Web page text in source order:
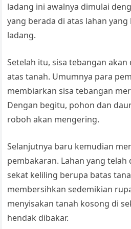
ladang ini awalnya dimulai
yang berada di atas lahan
ladang.
Setelah itu, sisa tebangan
atas tanah. Umumnya para
membiarkan sisa tebangan
Dengan begitu, pohon dan
roboh akan mengering.
Selanjutnya baru kemudian
pembakaran. Lahan yang
sekat keliling berupa batas
membersihkan sedemikian
menyisakan tanah kosong di
hendak dibakar.